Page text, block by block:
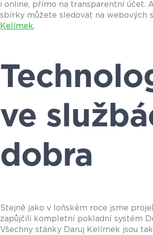
i online, přímo na transparentní účet.
sbírky můžete sledovat na webových
Kelímek.
ve
dobra
Stejně jako v loňském roce jsme
zapůjčili kompletní pokladní systém
Všechny stánky Daruj Kelímek jsou